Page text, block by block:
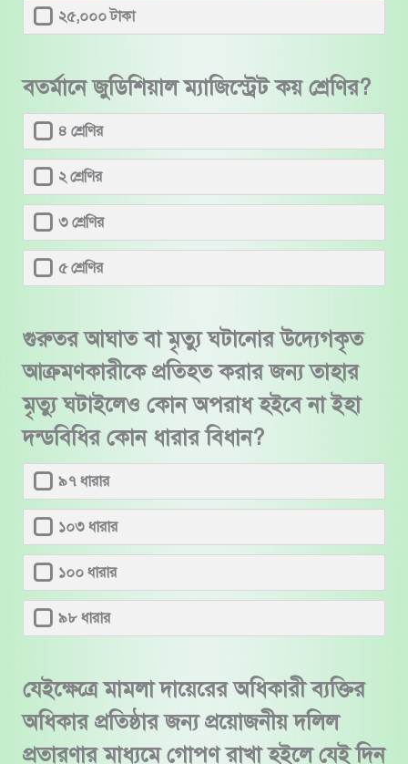
২৫,০০০ টাকা
বতর্মানে জুডিশিয়াল ম্যাজিস্ট্রেট কয় শ্রেণির?
৪ শ্রেণির
২ শ্রেণির
৩ শ্রেণির
৫ শ্রেণির
গুরুতর আঘাত বা মৃত্যু ঘটানোর উদ্যেগকৃত
আক্রমণকারীকে প্রতিহত করার জন্য তাহার
মৃত্যু ঘটাইলেও কোন অপরাধ হইবে না ইহা
দন্ডবিধির কোন ধারার বিধান?
৯৭ ধারার
১০৩ ধারার
১০০ ধারার
৯৮ ধারার
যেইক্ষেত্রে মামলা দায়েরের অধিকারী ব্যক্তির
অধিকার প্রতিষ্ঠার জন্য প্রয়োজনীয় দলিল
প্রতারণার মাধ্যমে গোপণ রাখা হইলে যেই দিন